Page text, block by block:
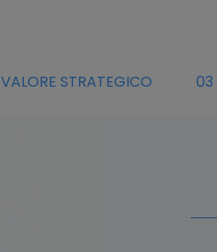
VALORE STRATEGICO 03